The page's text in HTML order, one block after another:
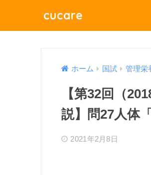
cucare
ホーム 国試 管理栄
【第32回（
説】問27人体
2021年2月8日